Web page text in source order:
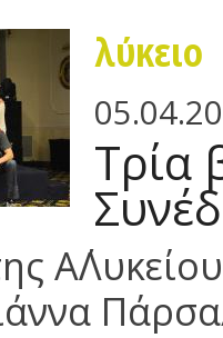
λύκειο
Τρία